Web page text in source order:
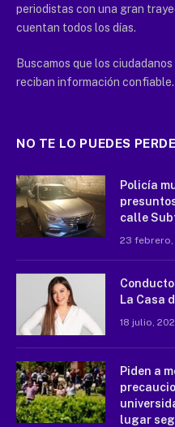
periodistas con una gran
cuentan todos los días.
Buscamos que los
reciban información confiable.
NO TE LO PUEDES
Policía
calle
23 febrero,
La Casa
18 julio,
Piden a
lugar